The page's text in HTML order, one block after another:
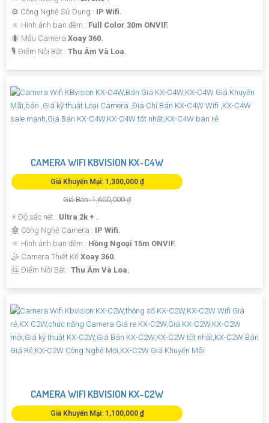
⚙ Công Nghệ Sử Dụng : IP Wifi.
🔅 Hình ảnh ban đêm : Full Color 30m ONVIF.
🐜 Mẫu Camera Xoay 360.
️🎙 Điểm Nỗi Bật : Thu Âm Và Loa.
CAMERA WIFI KBVISION KX-C4W
Giá Khuyến Mại: 1,300,000 ₫
Giá Bán: 1,600,000 ₫
️⚡ Độ sắc nét : Ultra 2k + .
🤖️ Công Nghệ Camera : IP Wifi.
🔅 Hình ảnh ban đêm : Hồng Ngoại 15m ONVIF.
🤹 Camera Thiết Kế Xoay 360.
️🆑 Điểm Nỗi Bật : Thu Âm Và Loa.
CAMERA WIFI KBVISION KX-C2W
Giá Khuyến Mại: 1,100,000 ₫